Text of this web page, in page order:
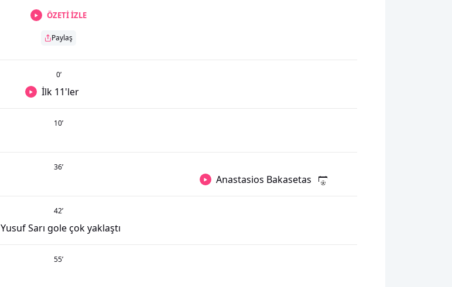
ÖZETİ İZLE
Paylaş
0’
İlk 11'ler
10’
36’
Anastasios Bakasetas
42’
Yusuf Sarı gole çok yaklaştı
55’